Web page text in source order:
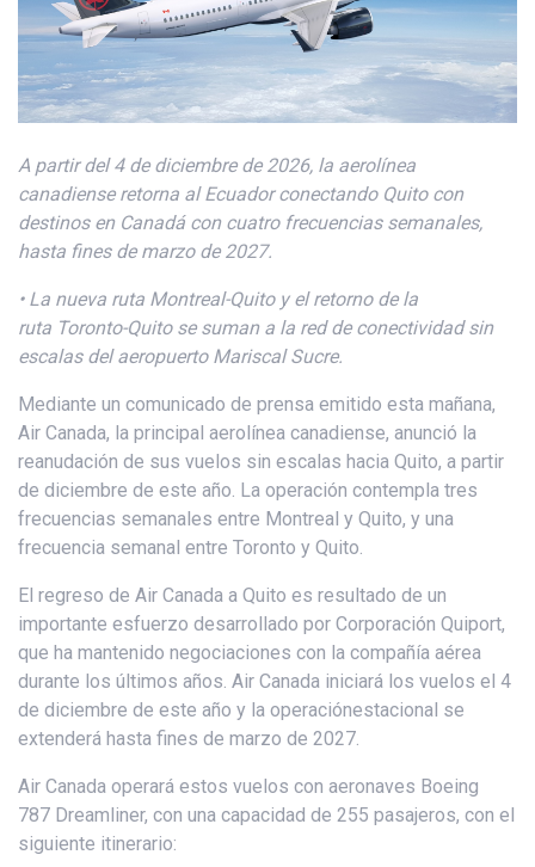
A partir del 4 de diciembre de 2026, la aerolínea
canadiense retorna al Ecuador conectando Quito con
destinos en Canadá con cuatro frecuencias semanales,
hasta fines de marzo de 2027.
• La nueva ruta Montreal-Quito y el retorno de la
ruta Toronto-Quito se suman a la red de conectividad sin
escalas del aeropuerto Mariscal Sucre.
Mediante un comunicado de prensa emitido esta mañana,
Air Canada, la principal aerolínea canadiense, anunció la
reanudación de sus vuelos sin escalas hacia Quito, a partir
de diciembre de este año. La operación contempla tres
frecuencias semanales entre Montreal y Quito, y una
frecuencia semanal entre Toronto y Quito.
El regreso de Air Canada a Quito es resultado de un
importante esfuerzo desarrollado por Corporación Quiport,
que ha mantenido negociaciones con la compañía aérea
durante los últimos años. Air Canada iniciará los vuelos el 4
de diciembre de este año y la operaciónestacional se
extenderá hasta fines de marzo de 2027.
Air Canada operará estos vuelos con aeronaves Boeing
787 Dreamliner, con una capacidad de 255 pasajeros, con el
siguiente itinerario: